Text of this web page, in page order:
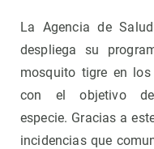
La Agencia de
despliega su
mosquito tigre en
con el objetivo
especie. Gracias a
incidencias que